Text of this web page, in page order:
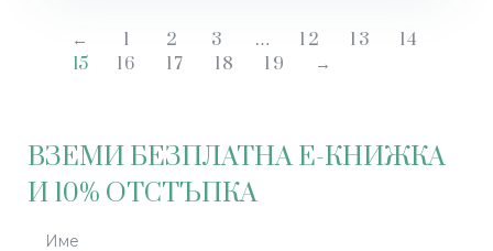
← 1 2 3 … 12 13
14
15
16 17 18 19 →
ВЗЕМИ БЕЗПЛАТНА Е-КНИЖКА
И 10% ОТСТЪПКА